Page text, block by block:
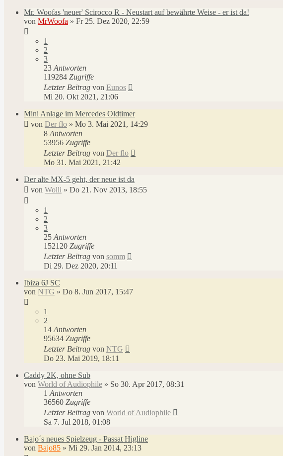
Mr. Woofas 'neuer' Scirocco R - Neustart auf bewährte Weise - er ist da!
von MrWoofa » Fr 25. Dez 2020, 22:59
1
2
3
23 Antworten
119284 Zugriffe
Letzter Beitrag von Eunos
Mi 20. Okt 2021, 21:06
Mini Anlage im Mercedes Oldtimer
von Der flo » Mo 3. Mai 2021, 14:29
8 Antworten
53956 Zugriffe
Letzter Beitrag von Der flo
Mo 31. Mai 2021, 21:42
Der alte MX-5 geht, der neue ist da
von Wolli » Do 21. Nov 2013, 18:55
1
2
3
25 Antworten
152120 Zugriffe
Letzter Beitrag von somm
Di 29. Dez 2020, 20:11
Ibiza 6J SC
von NTG » Do 8. Jun 2017, 15:47
1
2
14 Antworten
95634 Zugriffe
Letzter Beitrag von NTG
Do 23. Mai 2019, 18:11
Caddy 2K, ohne Sub
von World of Audiophile » So 30. Apr 2017, 08:31
1 Antworten
36560 Zugriffe
Letzter Beitrag von World of Audiophile
Sa 7. Jul 2018, 01:08
Bajo´s neues Spielzeug - Passat Higline
von Bajo85 » Mi 29. Jan 2014, 23:13